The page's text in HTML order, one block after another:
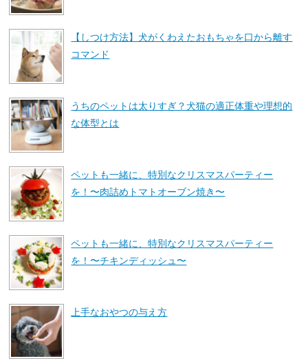
【しつけ方法】犬がくわえたおもちゃを口から離す
コマンド
うちのペットは太りすぎ？犬猫の適正体重や理想的
な体型とは
ペットも一緒に、特別なクリスマスパーティー
を！〜肉詰めトマトオーブン焼き〜
ペットも一緒に、特別なクリスマスパーティー
を！〜チキンディッシュ〜
上手なおやつの与え方